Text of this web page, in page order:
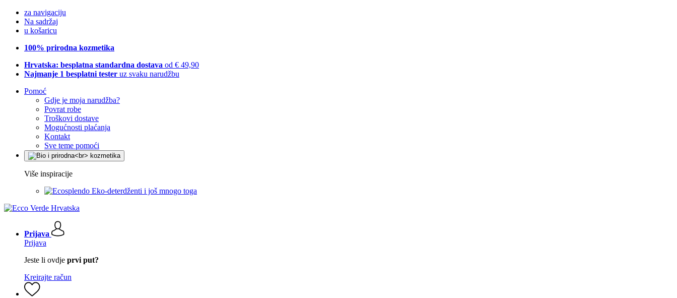
za navigaciju
Na sadržaj
u košaricu
100% prirodna kozmetika
Hrvatska: besplatna standardna dostava od € 49,90
Najmanje 1 besplatni tester uz svaku narudžbu
Pomoć
Gdje je moja narudžba?
Povrat robe
Troškovi dostave
Mogućnosti plaćanja
Kontakt
Sve teme pomoći
Više inspiracije
Eko-deterdženti i još mnogo toga
Prijava
Prijava
Jeste li ovdje prvi put?
Kreirajte račun